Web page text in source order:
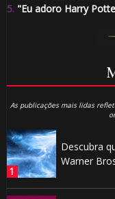
5."Eu adoro Harry
As publicações mais lidas
Descubra
Warner
⚡